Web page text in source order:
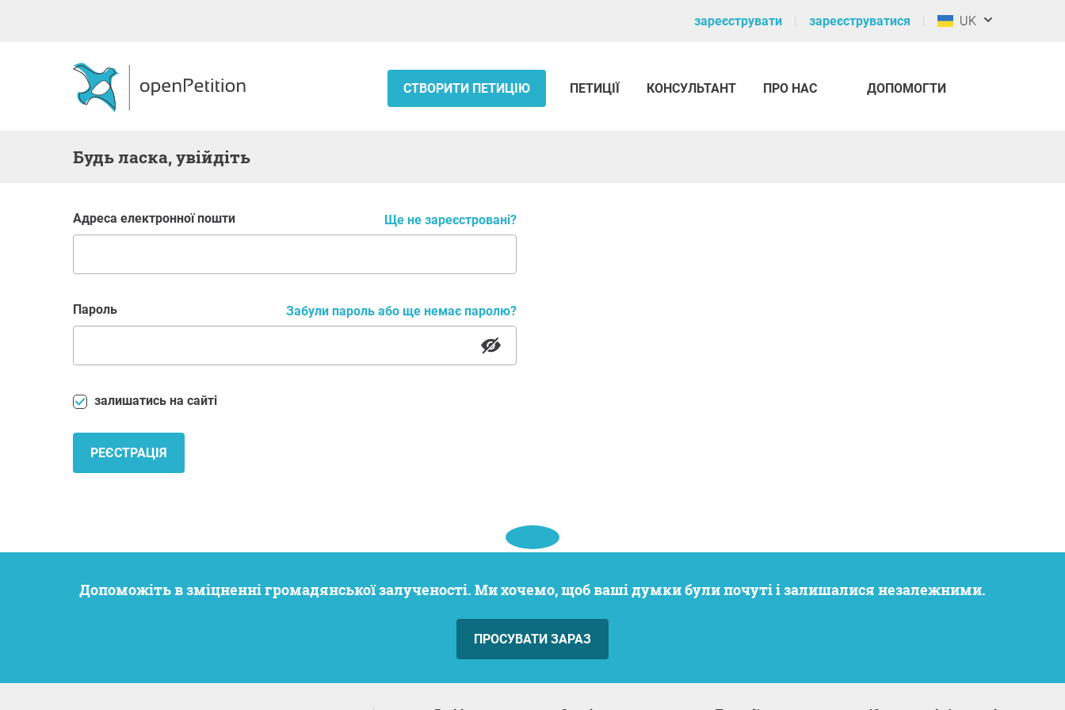
зареєструвати зареєструватися UK
СТВОРИТИ ПЕТИЦІЮ ПЕТИЦІЇ КОНСУЛЬТАНТ ПРО НАС ДОПОМОГТИ
Будь ласка, увійдіть
Адреса електронної пошти Ще не зареєстровані?
Пароль Забули пароль або ще немає паролю?
залишатись на сайті
РЕЄСТРАЦІЯ
Допоможіть в зміцненні громадянської залученості. Ми хочемо, щоб ваші думки були почуті і залишалися незалежними.
ПРОСУВАТИ ЗАРАЗ